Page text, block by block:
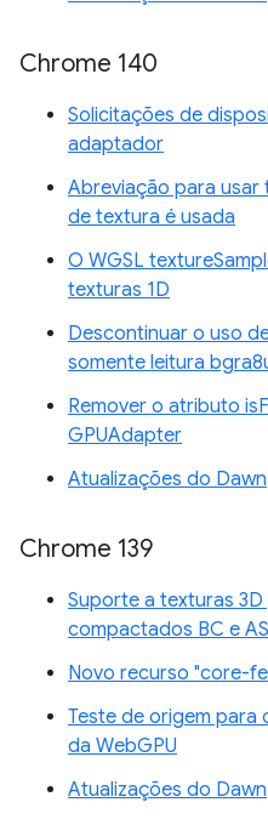
Chrome 140
Solicitações de
adaptador
Abreviação para usar
de textura é usada
O WGSL
texturas 1D
Descontinuar o uso
somente leitura
Remover o atributo
GPUAdapter
Atualizações do Dawn
Chrome 139
Suporte a texturas
compactados BC e
Novo recurso "core-
Teste de origem para
da WebGPU
Atualizações do Dawn